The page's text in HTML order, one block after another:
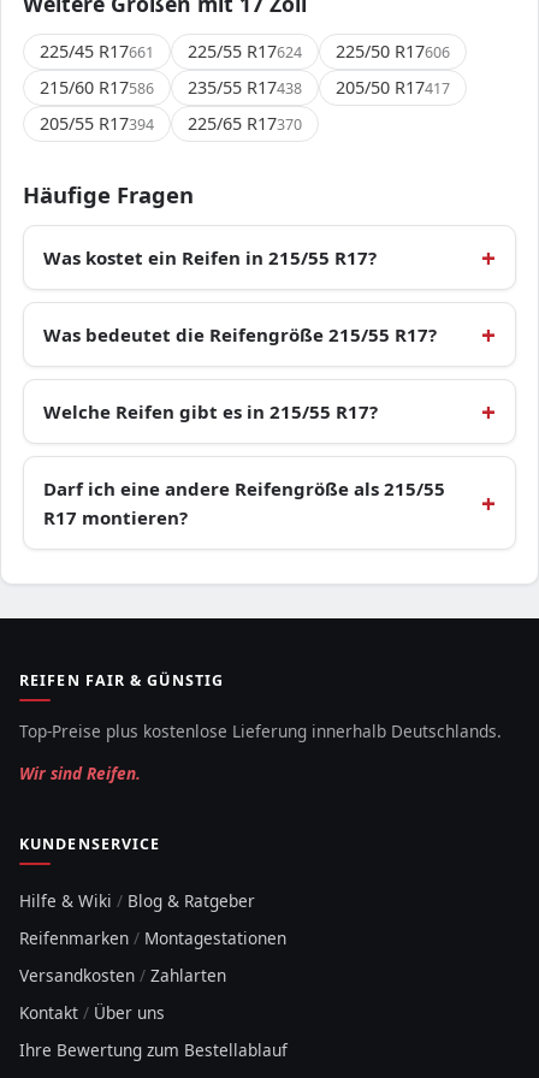
225/45 R17661 225/55 R17624 225/50 R17606
215/60 R17586 235/55 R17438 205/50 R17417
205/55 R17394 225/65 R17370
Häufige Fragen
Was kostet ein Reifen in 215/55 R17?
Was bedeutet die Reifengröße 215/55 R17?
Welche Reifen gibt es in 215/55 R17?
Darf ich eine andere Reifengröße als 215/55
R17 montieren?
REIFEN FAIR & GÜNSTIG
Top-Preise plus kostenlose Lieferung innerhalb Deutschlands.
Wir sind Reifen.
KUNDENSERVICE
Hilfe & Wiki / Blog & Ratgeber
Reifenmarken / Montagestationen
Versandkosten / Zahlarten
Kontakt / Über uns
Ihre Bewertung zum Bestellablauf